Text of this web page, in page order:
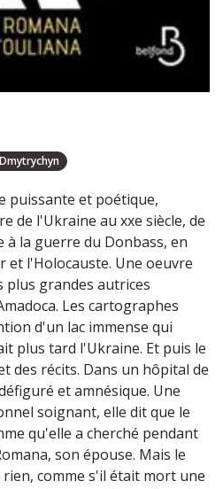
puissante et poétique,
de l'Ukraine au xxe siècle, de
la guerre du Donbass, en
et l'Holocauste. Une oeuvre
plus grandes autrices
Les cartographes
d'un lac immense qui
plus tard l'Ukraine. Et puis le
des récits. Dans un hôpital de
et amnésique. Une
soignant, elle dit que le
qu'elle a cherché pendant
son épouse. Mais le
comme s'il était mort une